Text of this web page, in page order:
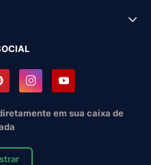
em sua caixa de